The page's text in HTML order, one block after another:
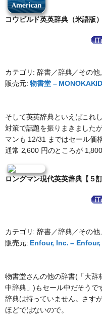
コウビルド英英辞典（米語版
カテゴリ: 辞書／辞典／その他
販売元:物書堂 –
そして英英辞典といえばこれ
対策で話題を振りまきました
マンも 12/31 まではセール価
通常 2,600 円のところが
ロングマン現代英英辞典【５
カテゴリ: 辞書／辞典／その他
販売元: Enfour, Inc. –
物書堂さんの他の辞書(「大辞
中辞典」)もセール中だそうで
辞典は持っていません。さす
ほどではないので。